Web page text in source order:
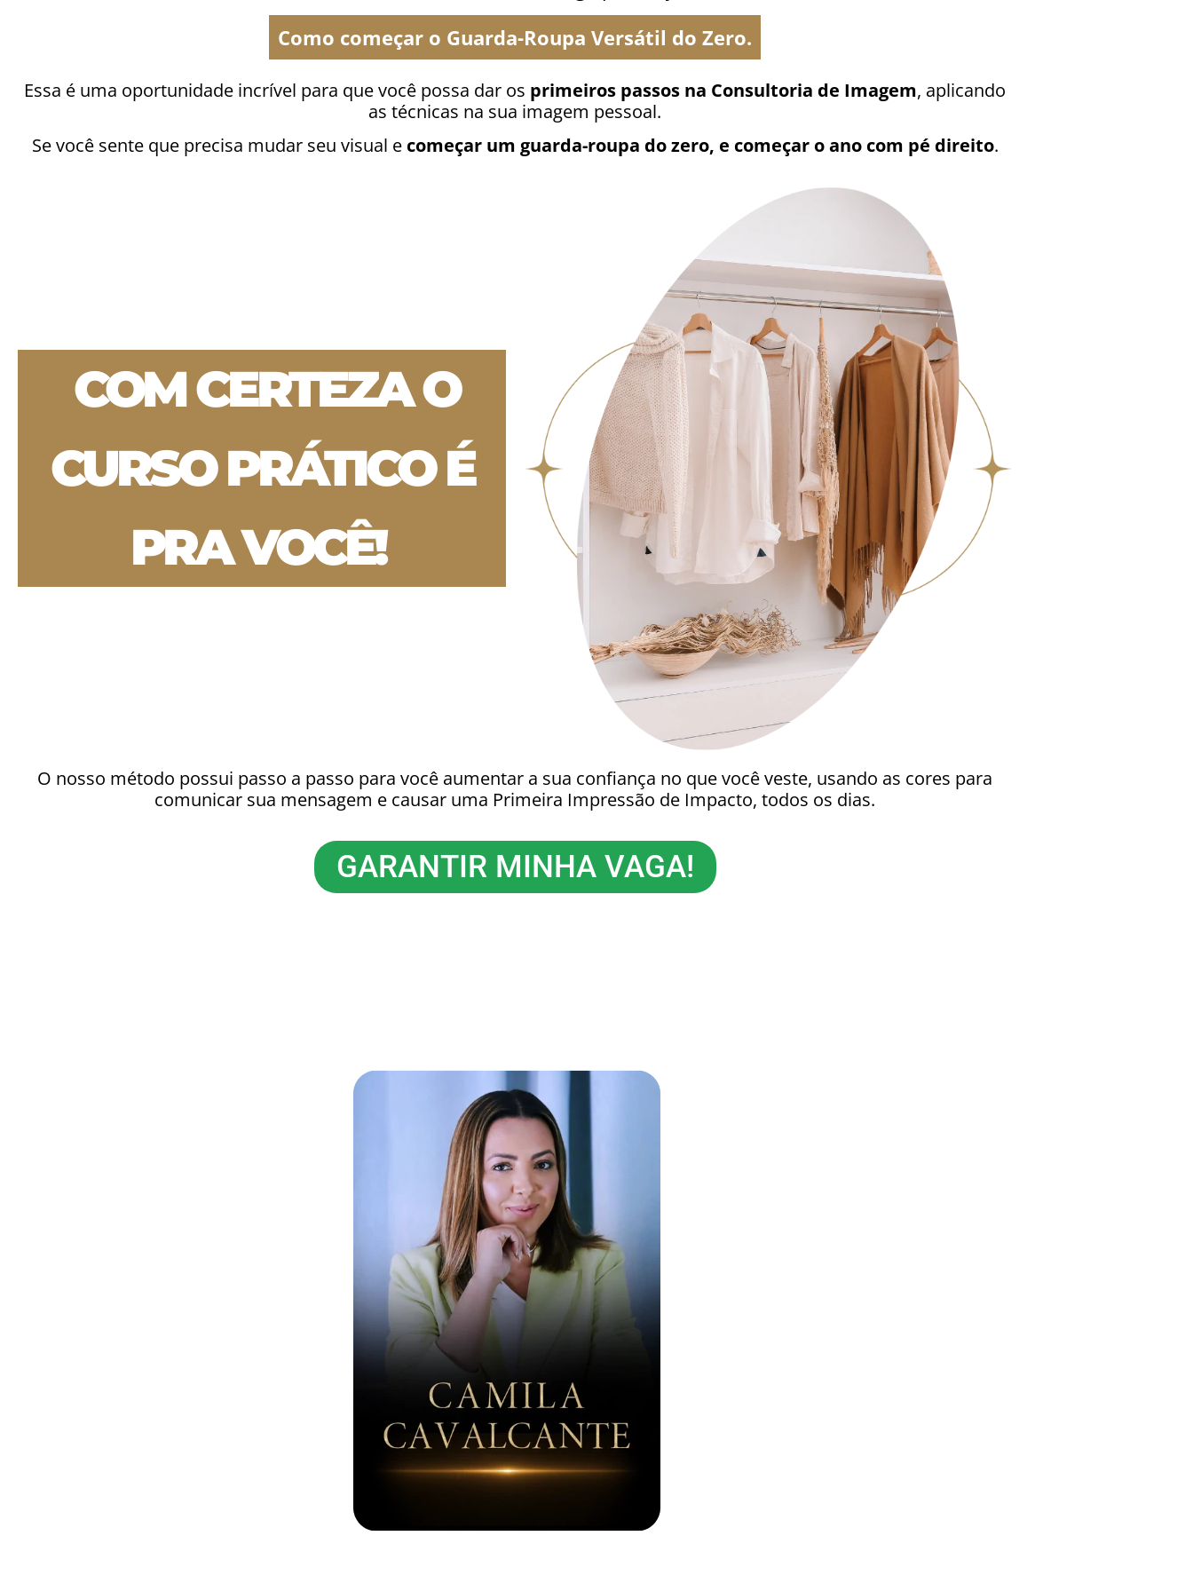
Como começar o Guarda-Roupa Versátil do Zero.
Essa é uma oportunidade incrível para que você possa dar os primeiros passos na Consultoria de Imagem, aplicando
as técnicas na sua imagem pessoal.
Se você sente que precisa mudar seu visual e começar um guarda-roupa do zero, e começar o ano com pé direito.
COM CERTEZA O
CURSO PRÁTICO É
PRA VOCÊ!
O nosso método possui passo a passo para você aumentar a sua confiança no que você veste, usando as cores para
comunicar sua mensagem e causar uma Primeira Impressão de Impacto, todos os dias.
GARANTIR MINHA VAGA!